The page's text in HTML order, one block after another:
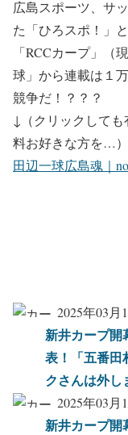
広島スポーツ、サ
た「ひろスポ！」
「RCCカープ」（
球」から連載は１
競争だ！？？？
↓（クリックして
料お好きな方を…）
田辺一球広島魂｜
2025年03月
新井カープ開
表！「五番田
クさんは外
2025年03月
新井カープ開